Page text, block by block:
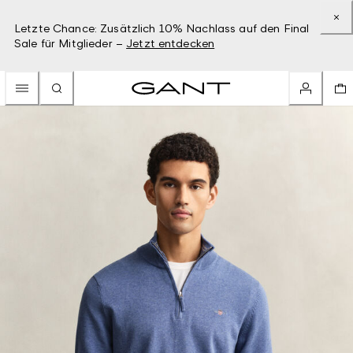
Letzte Chance: Zusätzlich 10% Nachlass auf den Final
Sale für Mitglieder – Jetzt entdecken